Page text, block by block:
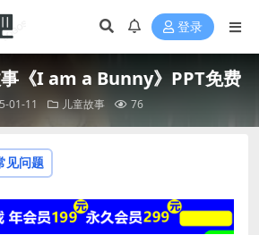
登录
《I am a Bunny》PPT免费
01-11 儿童故事 76
见问题